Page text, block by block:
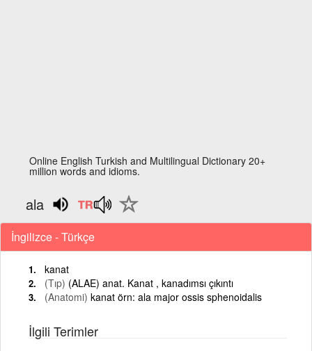
Online English Turkish and Multilingual Dictionary 20+
million words and idioms.
ala
İngilizce - Türkçe
kanat
(Tıp) (ALAE) anat. Kanat , kanadımsı çıkıntı
(Anatomi) kanat örn: ala major ossis sphenoidalis
İlgili Terimler